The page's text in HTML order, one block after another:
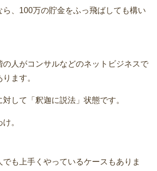
ら、100万の貯金をふっ飛ばしても構い
の人がコンサルなどのネットビジネスで
ます。
して「釈迦に説法」状態です。
。
も上手くやっているケースもありま